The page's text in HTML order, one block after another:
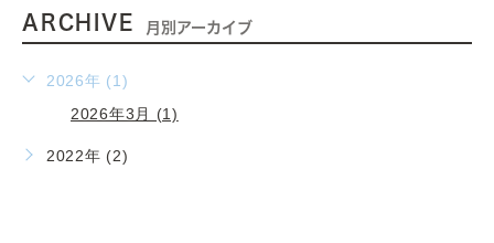
ARCHIVE 月別アーカイブ
2026年 (1)
2026年3月 (1)
2022年 (2)